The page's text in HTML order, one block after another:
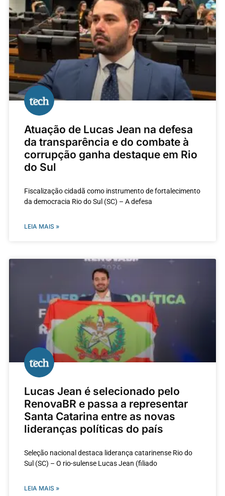
Atuação de Lucas Jean na defesa
da transparência e do combate à
corrupção ganha destaque em Rio
do Sul
Fiscalização cidadã como instrumento de fortalecimento
da democracia Rio do Sul (SC) – A defesa
LEIA MAIS »
Lucas Jean é selecionado pelo
RenovaBR e passa a representar
Santa Catarina entre as novas
lideranças políticas do país
Seleção nacional destaca liderança catarinense Rio do
Sul (SC) – O rio-sulense Lucas Jean (filiado
LEIA MAIS »